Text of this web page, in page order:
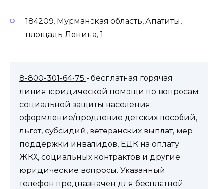
184209, Мурманская область, Апатиты,
площадь Ленина, 1
8-800-301-64-75 - бесплатная горячая
линия юридической помощи по вопросам
социальной защиты населения:
оформление/продление детских пособий,
льгот, субсидий, ветеранских выплат, мер
поддержки инвалидов, ЕДК на оплату
ЖКХ, социальных контрактов и другие
юридические вопросы. Указанный
телефон предназначен для бесплатной